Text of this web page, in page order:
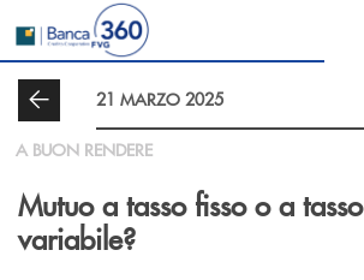
Salta al contenuto principale
21 MARZO 2025
A BUON RENDERE
Mutuo a tasso fisso o a tasso
variabile?